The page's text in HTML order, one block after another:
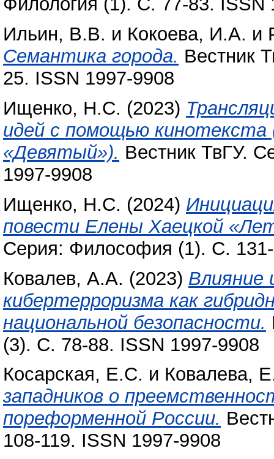
Ильин, В.В. и Кокоева, И.А. и
Семантика города. Вестник
25. ISSN 1997-9908
Ищенко, Н.С. (2023)
идей с помощью
«Девятый»). Вестник ТвГУ.
1997-9908
Ищенко, Н.С. (2024)
повести Елены Хаецкой
Серия: Философия (1). С.
Ковалев, А.А. (2023) Влияние
кибертерроризма как
национальной безопасности.
(3). С. 78-88. ISSN 1997-9908
Косарская, Е.С. и Ковалева,
западников о
пореформенной России.
108-119. ISSN 1997-9908